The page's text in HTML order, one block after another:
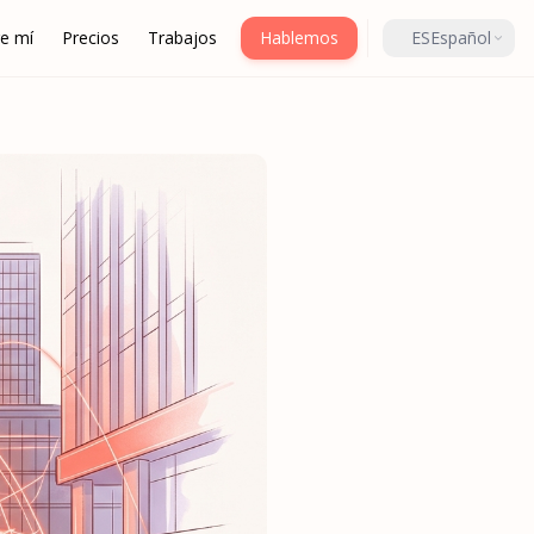
mí Precios Trabajos Hablemos ESEspañol